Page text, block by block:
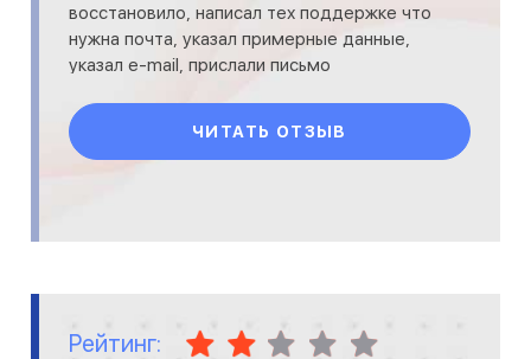
восстановило, написал тех поддержке что
нужна почта, указал примерные данные,
указал e-mail, прислали письмо
ЧИТАТЬ ОТЗЫВ
Рейтинг: